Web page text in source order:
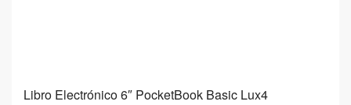
Libro Electrónico 6″ PocketBook Basic Lux4